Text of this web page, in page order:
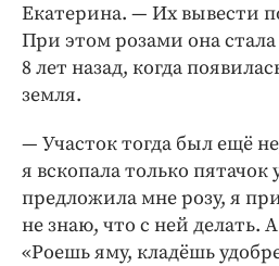
Екатерина. — Их вывести
При этом розами она
8 лет назад, когда
земля.
— Участок тогда был ещё
я вскопала только
предложила мне розу, я
не знаю, что с ней делать.
«Роешь яму, кладёшь